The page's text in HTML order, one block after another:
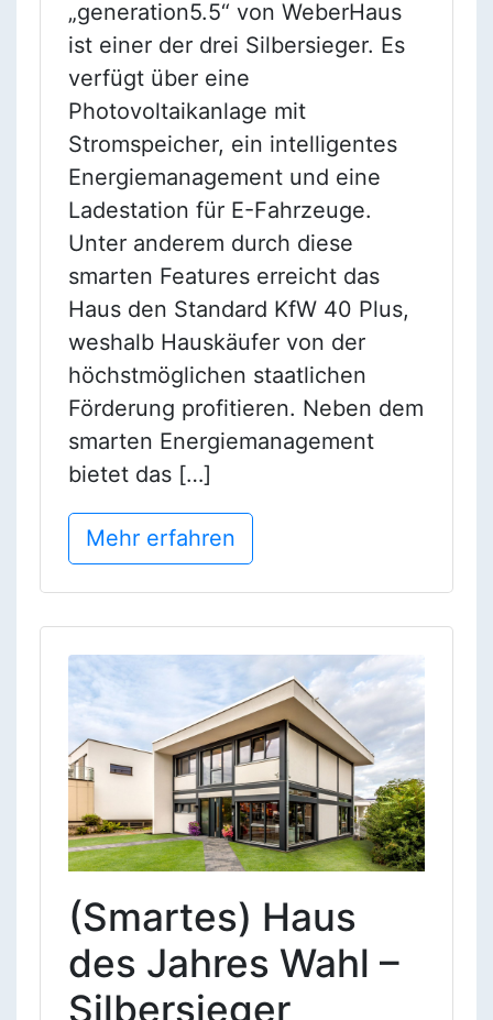
„generation5.5“ von WeberHaus
ist einer der drei Silbersieger. Es
verfügt über eine
Photovoltaikanlage mit
Stromspeicher, ein intelligentes
Energiemanagement und eine
Ladestation für E-Fahrzeuge.
Unter anderem durch diese
smarten Features erreicht das
Haus den Standard KfW 40 Plus,
weshalb Hauskäufer von der
höchstmöglichen staatlichen
Förderung profitieren. Neben dem
smarten Energiemanagement
bietet das […]
Mehr erfahren
(Smartes) Haus
des Jahres Wahl –
Silbersieger